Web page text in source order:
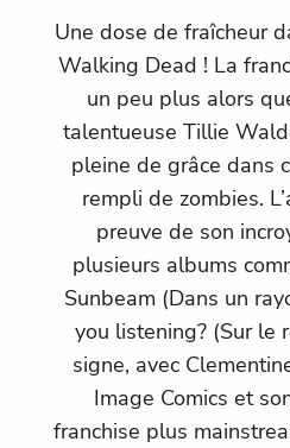
Une dose de fraîcheur
Walking Dead ! La
un peu plus alors
talentueuse Tillie
pleine de grâce dans
rempli de zombies.
preuve de son
plusieurs albums
Sunbeam (Dans un
you listening? (Sur le
signe, avec
Image Comics et
franchise plus